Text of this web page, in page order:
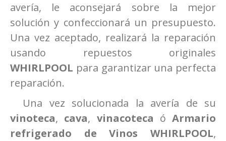
avería, le aconsejará sobre la mejor
solución y confeccionará un presupuesto.
Una vez aceptado, realizará la reparación
usando repuestos originales
WHIRLPOOL para garantizar una perfecta
reparación.
Una vez solucionada la avería de su
vinoteca, cava, vinacoteca ó Armario
refrigerado de Vinos WHIRLPOOL,